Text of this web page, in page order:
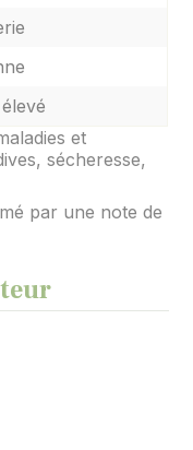
et
sécheresse,
par une note de